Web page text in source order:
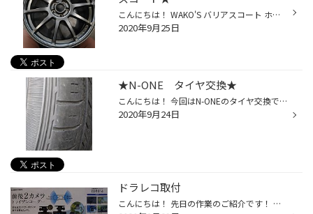
こんにちは！ WAKO'S バリアスコート ホイールのコーティングをしてみました！ 写真なのでわかりづらいかもしれませんが、、、。 コーティングしたホイールは SSR GTV02 のフラットブラックです！ 1枚目と比べて艶が出ています＼(^o^)／ 後日カローラツーリングに取り付けます(^^)
2020年9月25日
★N-ONE タイヤ交換★
こんにちは！ 今回はN-ONEのタイヤ交換です！ 角が擦り減りひび割れも出てきています。 今回は タイヤ館でタイヤ交換の基準とさせていただいている、新車装着タイヤに性能が近い ECOPIA NH100C にて交換です＼(^o^)／ 低燃費でウェット性能も高い安心できるタイヤです＼(^o^)／ ご来店ありがとうご...
2020年9月24日
ドラレコ取付
こんにちは！ 先日の作業のご紹介です！ ドライブレコーダー2カメラタイプ取り付けです＼(^o^)／ 取り付ける商品は ★コムテック ZDR016★ 前後とも録画できる万が一のときに役立ってくれる商品です(^^) ごめんなさい。 リヤカメラの写真は取り逃してしまいました(/_;) 以前にも同じ商品の取り付け情...